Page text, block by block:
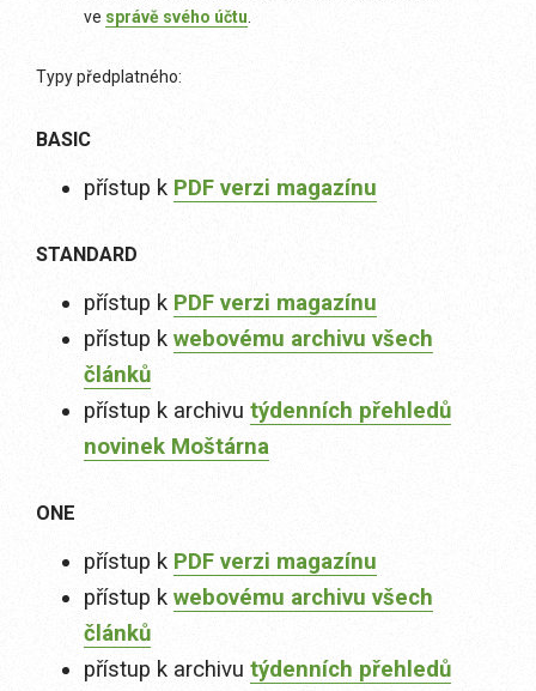
ve správě svého účtu
Typy předplatného:
BASIC
přístup k PDF verzi magazínu
STANDARD
přístup k PDF verzi magazínu
přístup k webovému archivu všech
článků
přístup k archivu týdenních přehledů
novinek Moštárna
ONE
přístup k PDF verzi magazínu
přístup k webovému archivu všech
článků
přístup k archivu týdenních přehledů